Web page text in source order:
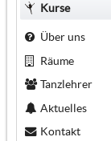
Kurse
Über uns
Räume
Tanzlehrer
Aktuelles
Kontakt